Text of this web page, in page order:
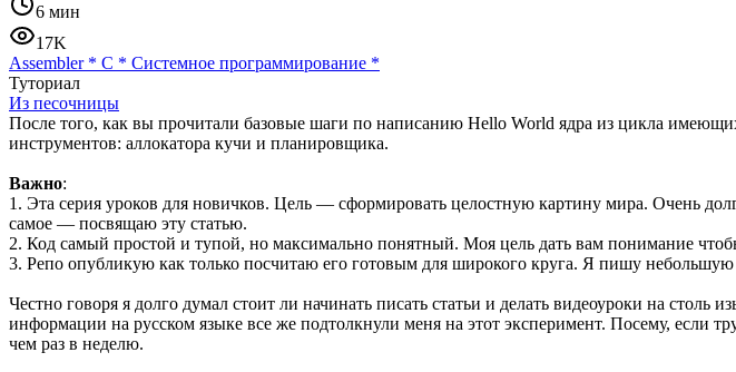
6 мин
17K
Assembler* C * Системное программирование *
Туториал
Из песочницы
После того, как вы прочитали базовые шаги по написанию Hello World ядра из цикла
инструментов: аллокатора кучи и планировщика.
Важно:
1. Эта серия уроков для новичков. Цель — сформировать целостную картину мира. Очень
самое — посвящаю эту статью.
2. Код самый простой и тупой, но максимально понятный. Моя цель дать вам понимание
3. Репо опубликую как только посчитаю его готовым для широкого круга. Я пишу
Честно говоря я долго думал стоит ли начинать писать статьи и делать видеоуроки на
информации на русском языке все же подтолкнули меня на этот эксперимент. Посему, если
чем раз в неделю.